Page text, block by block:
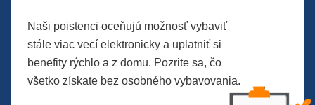
Naši poistenci oceňujú možnosť vybaviť
stále viac vecí elektronicky a uplatniť si
benefity rýchlo a z domu. Pozrite sa, čo
všetko získate bez osobného vybavovania.